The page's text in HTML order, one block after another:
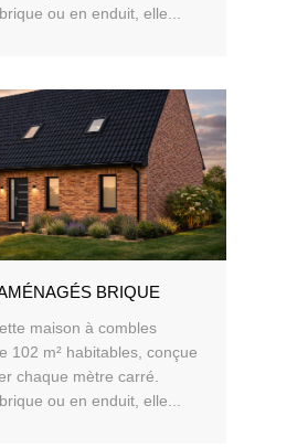
ou en enduit, elle...
BRIQUE
maison à combles
102 m² habitables, conçue
chaque mètre carré.
ou en enduit, elle...